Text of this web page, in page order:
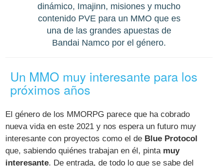
dinámico, Imajinn, misiones y mucho
contenido PVE para un MMO que es
una de las grandes apuestas de
Bandai Namco por el género.
Un MMO muy interesante para los
próximos años
El género de los MMORPG parece que ha cobrado
nueva vida en este 2021 y nos espera un futuro muy
interesante con proyectos como el de Blue Protocol
que, sabiendo quiénes trabajan en él, pinta muy
interesante. De entrada, de todo lo que se sabe del